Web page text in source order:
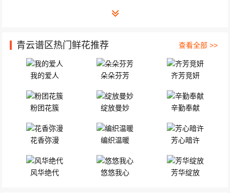
青云谱区热门鲜花推荐 查看全部 >>
我的爱人 朵朵芬芳 齐芳竞妍
粉团花簇 绽放曼妙 辛勤奉献
花香弥漫 编织温暖 芳心暗许
风华绝代 悠悠我心 芳华绽放